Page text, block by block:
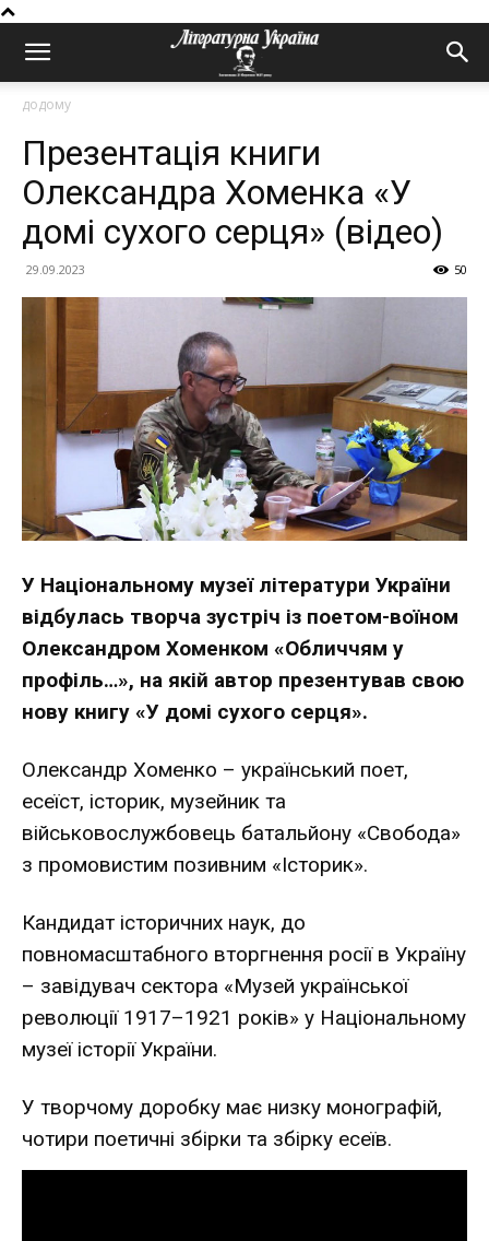
додому
Презентація книги
Олександра Хоменка «У
домі сухого серця» (відео)
29.09.2023 50
У Національному музеї літератури України
відбулась творча зустріч із поетом-воїном
Олександром Хоменком «Обличчям у
профіль…», на якій автор презентував свою
нову книгу «У домі сухого серця».
Олександр Хоменко – український поет,
есеїст, історик, музейник та
військовослужбовець батальйону «Свобода»
з промовистим позивним «Історик».
Кандидат історичних наук, до
повномасштабного вторгнення росії в Україну
– завідувач сектора «Музей української
революції 1917–1921 років» у Національному
музеї історії України.
У творчому доробку має низку монографій,
чотири поетичні збірки та збірку есеїв.